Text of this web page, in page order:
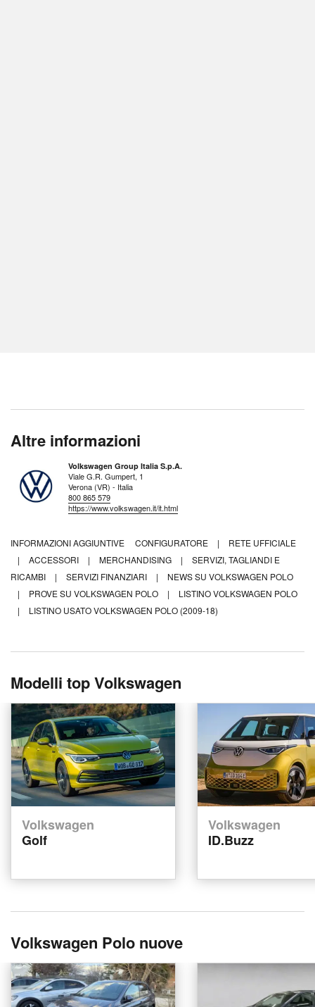
Altre informazioni
Volkswagen Group Italia S.p.A.
Viale G.R. Gumpert, 1
Verona (VR) - Italia
800 865 579
https://www.volkswagen.it/it.html
INFORMAZIONI AGGIUNTIVE CONFIGURATORE |
RETE UFFICIALE
|
ACCESSORI | MERCHANDISING |
SERVIZI, TAGLIANDI E
RICAMBI
| SERVIZI FINANZIARI |
NEWS SU VOLKSWAGEN POLO
|
PROVE SU VOLKSWAGEN POLO |
LISTINO VOLKSWAGEN POLO
|
LISTINO USATO VOLKSWAGEN POLO (2009-18)
Modelli top Volkswagen
Volkswagen
Golf
Volkswagen
ID.Buzz
Volkswagen Polo nuove